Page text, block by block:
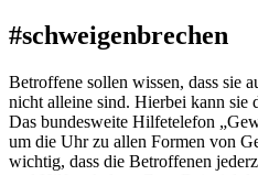
#schweigenbrechen
Betroffene sollen wissen, dass sie
nicht alleine sind. Hierbei kann sie
Das bundesweite Hilfetelefon
um die Uhr zu allen Formen von
wichtig, dass die Betroffenen